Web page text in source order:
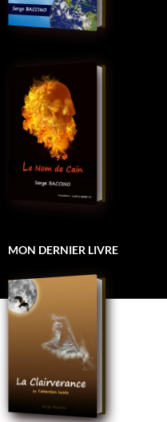
MON DERNIER LIVRE